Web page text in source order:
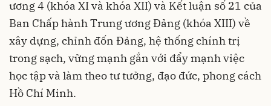
ương 4 (khóa XI và khóa XII) và Kết luận số 21 của
Ban Chấp hành Trung ương Đảng (khóa XIII) về
xây dựng, chỉnh đốn Đảng, hệ thống chính trị
trong sạch, vững mạnh gắn với đẩy mạnh việc
học tập và làm theo tư tưởng, đạo đức, phong cách
Hồ Chí Minh.